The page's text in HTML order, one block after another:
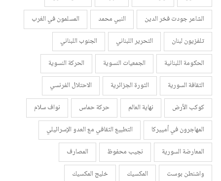
الشاعر جودت فخر الدين
النبي محمد
المسلمون في الغرب
تلفزيون لبنان
التحرير اللبناني
الجنوب اللبناني
الحكومة اللبنانية
الجمعيات النسوية
الحركة النسوية
الثقافة السورية
الثورة الجزائرية
الاحتلال الفرنسي
كوكب الأرض
نهاية العالم حركة حماس
نواف سلام
المهاجرون في أمييركا
التطبيع الثقافي مع العدو الإسرائيلي
المعارضة السورية
نجيب محفوظ
المصارف
واشنطن بوست
المكسيك
خليج المكسيك